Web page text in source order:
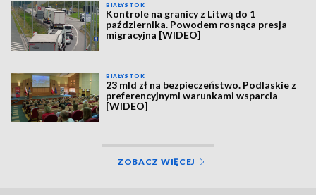
BIAŁYSTOK
Kontrole na granicy z Litwą do 1
października. Powodem rosnąca presja
migracyjna [WIDEO]
BIAŁYSTOK
23 mld zł na bezpieczeństwo. Podlaskie z
preferencyjnymi warunkami wsparcia
[WIDEO]
ZOBACZ WIĘCEJ